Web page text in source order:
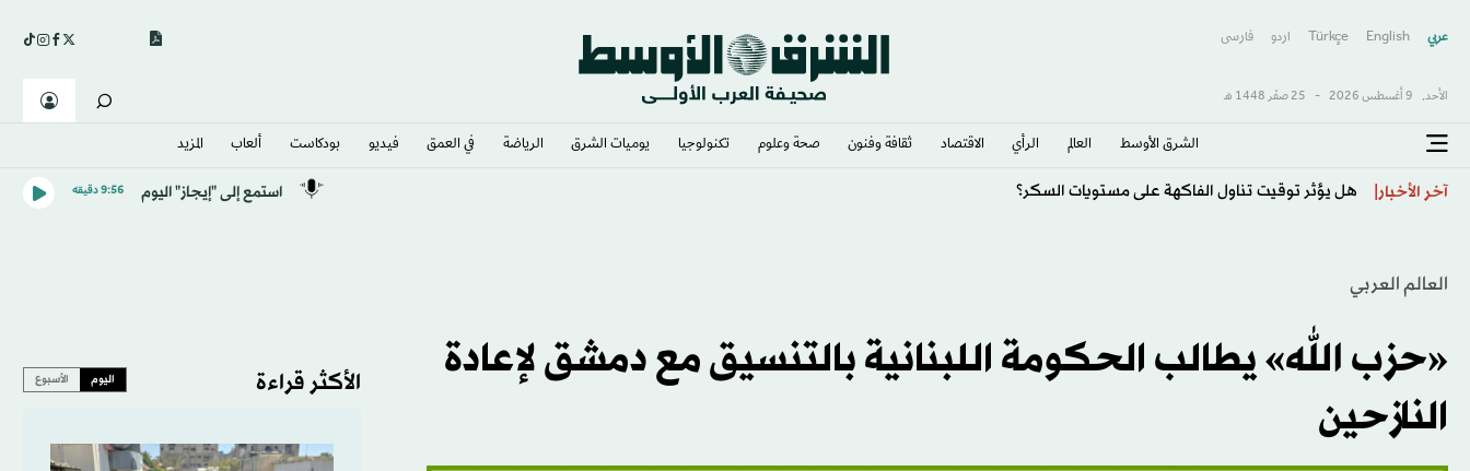
عربي English
Türkçe اردو فارسى
الأحد, 9 أغسطس 2026 - 25 صفَر 1448 هـ
الشرق الأوسط​ العالم الرأي الاقتصاد ثقافة وفنون صحة وعلوم تكنولوجيا يوميات الشرق​ الرياضة في العمق فيديو بودكاست ألعاب المزيد
آخر الأخبار هل يؤثر توقيت تناول الفاكهة على مستويات السكر؟ استمع إلى "إيجاز" اليوم 9:56 دقيقه
العالم العربي
«حزب الله» يطالب الحكومة اللبنانية بالتنسيق مع دمشق لإعادة
النازحين
الأكثر قراءة اليوم الأسبوع